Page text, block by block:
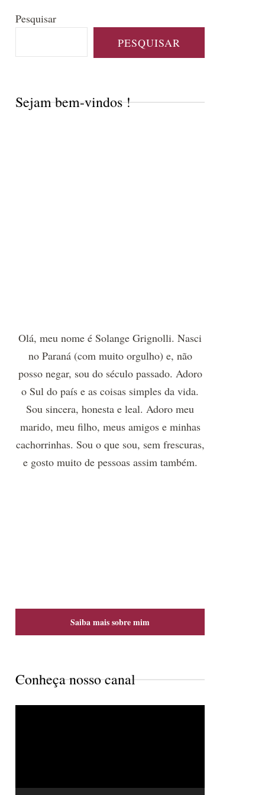
Pesquisar
PESQUISAR
Sejam bem-vindos !
Olá, meu nome é Solange Grignolli. Nasci
no Paraná (com muito orgulho) e, não
posso negar, sou do século passado. Adoro
o Sul do país e as coisas simples da vida.
Sou sincera, honesta e leal. Adoro meu
marido, meu filho, meus amigos e minhas
cachorrinhas. Sou o que sou, sem frescuras,
e gosto muito de pessoas assim também.
Saiba mais sobre mim
Conheça nosso canal